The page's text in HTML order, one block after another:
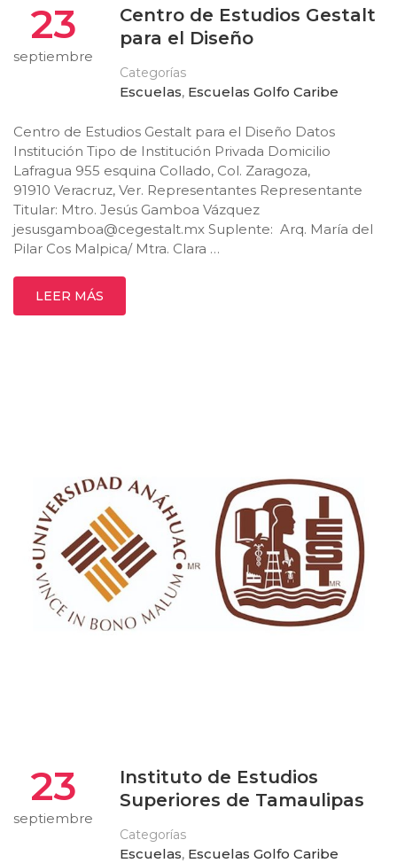
23
septiembre
Centro de Estudios Gestalt
para el Diseño
Categorías
Escuelas, Escuelas Golfo Caribe
Centro de Estudios Gestalt para el Diseño Datos
Institución Tipo de Institución Privada Domicilio
Lafragua 955 esquina Collado, Col. Zaragoza,
91910 Veracruz, Ver. Representantes Representante
Titular: Mtro. Jesús Gamboa Vázquez
jesusgamboa@cegestalt.mx Suplente: Arq. María del
Pilar Cos Malpica/ Mtra. Clara …
LEER MÁS
23
septiembre
Instituto de Estudios
Superiores de Tamaulipas
Categorías
Escuelas, Escuelas Golfo Caribe